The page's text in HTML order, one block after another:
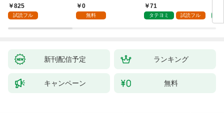
巻825
試読フル
0
無料
71
タテヨミ 試読フル
新刊配信予定 ランキング
キャンペーン 無料